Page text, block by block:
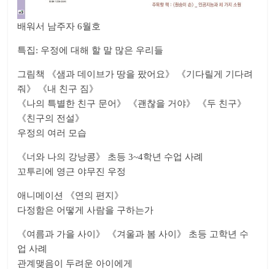
배워서 남주자 6월호
특집: 우정에 대해 할 말 많은 우리들
그림책 《샘과 데이브가 땅을 팠어요》 《기다릴게 기다려
줘》 《내 친구 짐》
《나의 특별한 친구 문어》 《괜찮을 거야》 《두 친구》
《친구의 전설》
우정의 여러 모습
《너와 나의 강낭콩》 초등 3~4학년 수업 사례
꼬투리에 영근 야무진 우정
애니메이션 《연의 편지》
다정함은 어떻게 사람을 구하는가
《여름과 가을 사이》 《겨울과 봄 사이》 초등 고학년 수
업 사례
관계맺음이 두려운 아이에게